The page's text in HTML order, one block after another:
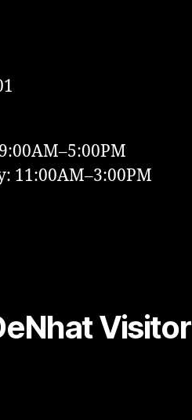
11:00AM–3:00PM
Visitor